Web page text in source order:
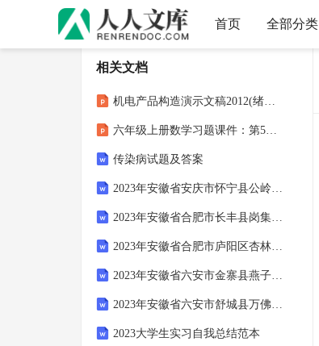
首页 全部分类
相关文档
机电产品构造演示文稿2012(绪论)2
六年级上册数学习题课件：第5单元 3.成数-冀教版
传染病试题及答案
2023年安徽省安庆市怀宁县公岭镇公岭社区工作人员考试模拟题及答案
2023年安徽省合肥市长丰县岗集镇井沿社区工作人员考试模拟题及答案
2023年安徽省合肥市庐阳区杏林街道丽都社区工作人员考试模拟题及答案
2023年安徽省六安市金寨县燕子河镇杨树村社区工作人员考试模拟题及答案
2023年安徽省六安市舒城县万佛湖镇廖冲村社区工作人员考试模拟题及答案
2023大学生实习自我总结范本